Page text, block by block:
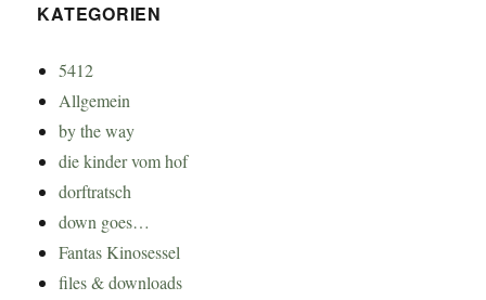
KATEGORIEN
5412
Allgemein
by the way
die kinder vom hof
dorftratsch
down goes…
Fantas Kinosessel
files & downloads